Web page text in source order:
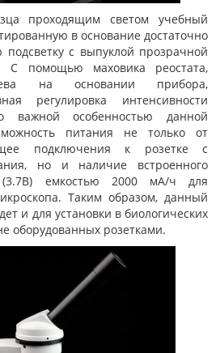
проходящим светом учебный
в основание достаточно
с выпуклой прозрачной
С помощью маховика реостата,
на основании прибора,
регулировка интенсивности
важной особенностью данной
питания не только от
подключения к розетке с
но и наличие встроенного
(3.7В) емкостью 2000 мА/ч для
Таким образом, данный
и для установки в биологических
оборудованных розетками.